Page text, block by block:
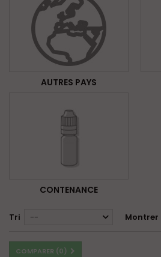
AUTRES PAYS
CONTENANCE
Tri -- Montrer
COMPARER (0)